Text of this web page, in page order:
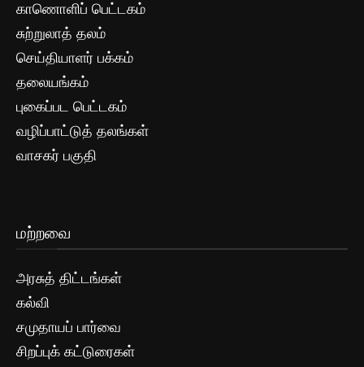
காணொளிப் பெட்டகம்
சுற்றுலாத் தலம்
செய்தியாளர் பக்கம்
தலையங்கம்
புகைப்பட பெட்டகம்
வழிப்பாட்டுத் தலங்கள்
வாசகர் பகுதி
மற்றவை
அரசுத் திட்டங்கள்
கல்வி
சமுதாயப் பார்வை
சிறப்புக் கட்டுரைகள்